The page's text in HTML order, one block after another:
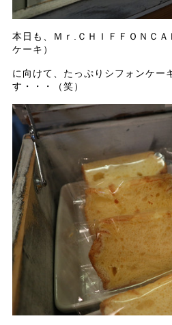
本日も、Ｍｒ.ＣＨＩＦＦＯＮＣ
ケーキ）
に向けて、たっぷりシフォンケー
す・・・（笑）